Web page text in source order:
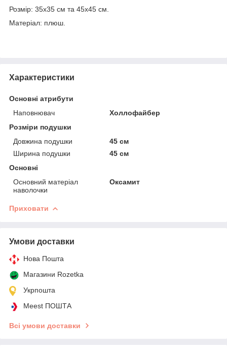
Розмір: 35х35 см та 45х45 см.
Матеріал: плюш.
Характеристики
Основні атрибути
Наповнювач
Холлофайбер
Розміри подушки
Довжина подушки
45 см
Ширина подушки
45 см
Основні
Основний матеріал
наволочки
Оксамит
Приховати
Умови доставки
Нова Пошта
Магазини Rozetka
Укрпошта
Meest ПОШТА
Всі умови доставки